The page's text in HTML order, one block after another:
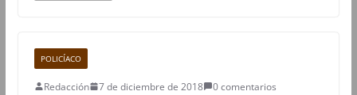
POLICÍACO
Redacción 7 de diciembre de 2018
0 comentarios